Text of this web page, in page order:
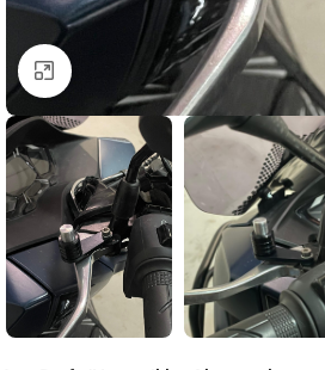
Click to enlarge